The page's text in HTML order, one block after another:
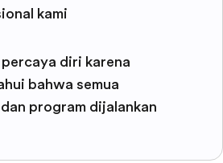
kami
diri karena
bahwa semua
program dijalankan